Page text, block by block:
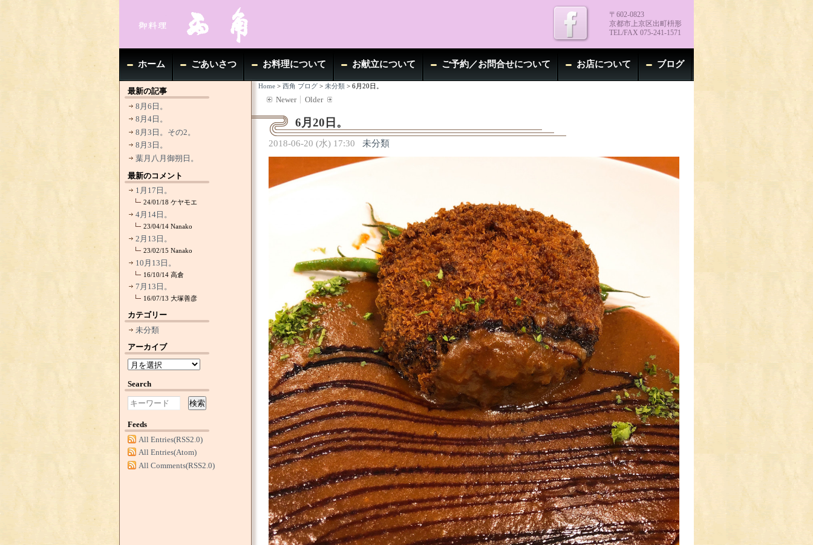
〒602-0823
京都市上京区出町枡形
TEL/FAX 075-241-1571
ホーム ごあいさつ お料理について お献立について ご予約／お問合せについて お店について ブログ
Home> 西角 ブログ> 未分類> 6月20日。
Newer Older
6月20日。
2018-06-20 (水) 17:30 未分類
最新の記事
8月6日。
8月4日。
8月3日。その2。
8月3日。
葉月八月御朔日。
最新のコメント
1月17日。
24/01/18ケヤモエ
4月14日。
23/04/14Nanako
2月13日。
23/02/15Nanako
10月13日。
16/10/14高倉
7月13日。
16/07/13大塚善彦
カテゴリー
未分類
アーカイブ
Search
検索
Feeds
All Entries(RSS2.0)
All Entries(Atom)
All Comments(RSS2.0)